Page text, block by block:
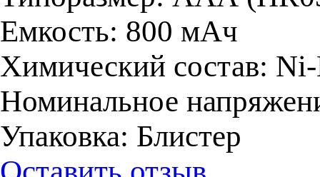
Емкость: 800 мАч
Химический состав:
Номинальное
Упаковка: Блистер